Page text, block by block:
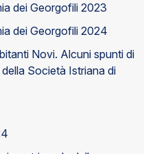
dei Georgofili 2023
dei Georgofili 2024
Novi. Alcuni spunti di
Società Istriana di